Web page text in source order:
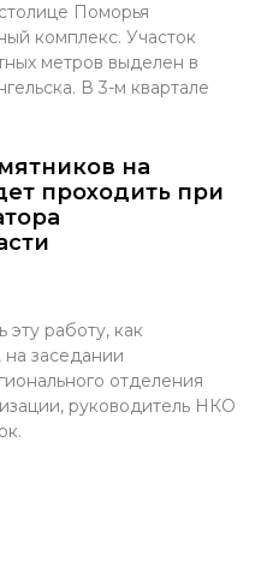
Поморья
комплекс. Участок
метров выделен в
В 3-м квартале
на
проходить при
работу, как
на заседании
отделения
руководитель НКО